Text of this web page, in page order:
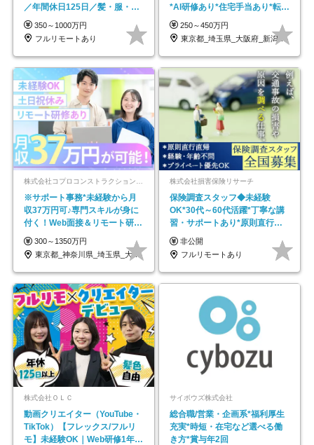
／年間休日125日／髪・服・ネ
イル自由／研修充実で安心
350～1000万円
フルリモートあり
*AI研修あり*住宅手当あり*転勤
なし
250～450万円
東京都_埼玉県_大阪府_新潟県_福岡県
※サポート事務*未経験から月
収37万円可♪専門スキルが身に
付く！Web面接＆リモート研修
も充実♪/a
300～1350万円
東京都_神奈川県_埼玉県_大阪府_愛知県…
株式会社損害保険リサーチ
保険調査スタッフ◆未経験
OK*30代～60代活躍*丁寧な講
習・サポートあり*原則直行直
帰／全国募集・業務委託
非公開
フルリモートあり
株式会社ＯＬＣ
動画クリエイター（YouTube・
TikTok）【フレックス/フルリ
モ】未経験OK｜Web研修1年間
サイボウズ株式会社
総合職/営業・企画系*福利厚生
充実*時短・在宅など選べる働
き方*賞与年2回